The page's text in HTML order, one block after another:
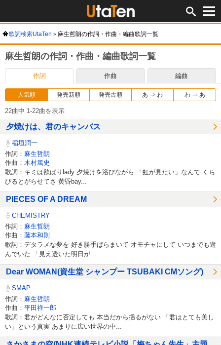
歌詞検索UtaTen 麻生哲朗の作詞・作曲・編曲歌詞一覧
麻生哲朗の作詞・作曲・編曲歌詞一覧
作詞 作曲 編曲
人気順 発売新順 発売古順 あ ⇒ わ わ ⇒ あ
22曲中 1-22曲を表示
夕焼けは、君のキャンバス
稲垣潤一
作詞： 麻生哲朗
作曲： 木村篤史
歌詞：キミは欲ばりlady 夕焼けを浴びながら 「虹が見たい」なんて くち
びるとがらせてさ 黄昏bay...
PIECES OF A DREAM
CHEMISTRY
作詞： 麻生哲朗
作曲： 藤本和則
歌詞：デタラメな夢を 好き勝手ばらまいて オモチャにして いつまでも遊
んでいた 「見え透いた明日が...
Dear WOMAN(資生堂 シャンプー TSUBAKI CMソング)
SMAP
作詞： 麻生哲朗
作曲： 平田祥一郎
歌詞：君がどんなに否定しても 本当だから揺るがない 「君はとても美し
い」という真実 あまりに広い世界の中...